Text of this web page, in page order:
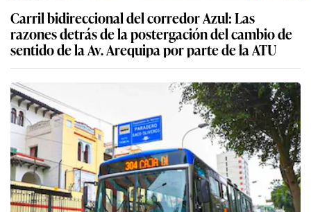
Carril bidireccional del corredor Azul: Las
razones detrás de la postergación del cambio de
sentido de la Av. Arequipa por parte de la ATU